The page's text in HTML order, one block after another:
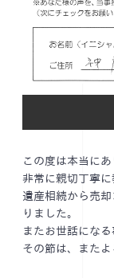
この度は本当にあ
非常に親切丁寧に
遺産相続から売
りました。
またお世話になる
その節は、またよ